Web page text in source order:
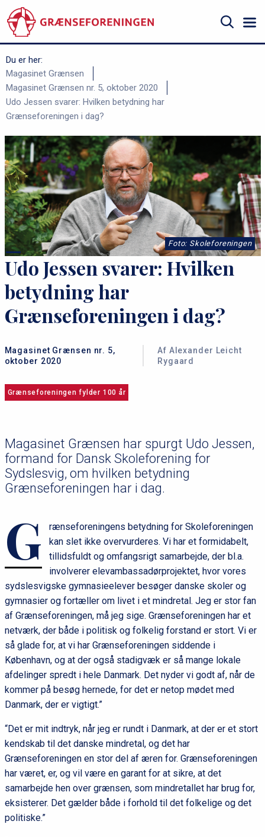
til
hovedindhold
Søg
Du er her:
Magasinet Grænsen
Magasinet Grænsen nr. 5, oktober 2020
Udo Jessen svarer: Hvilken betydning har
Grænseforeningen i dag?
Foto: Skoleforeningen
Udo Jessen svarer: Hvilken
betydning har
Grænseforeningen i dag?
Magasinet Grænsen nr. 5,
oktober 2020
Af Alexander Leicht
Rygaard
Grænseforeningen fylder 100 år
Magasinet Grænsen har spurgt Udo Jessen,
formand for Dansk Skoleforening for
Sydslesvig, om hvilken betydning
Grænseforeningen har i dag.
G
rænseforeningens betydning for Skoleforeningen
kan slet ikke overvurderes. Vi har et formidabelt,
tillidsfuldt og omfangsrigt samarbejde, der bl.a.
involverer elevambassadørprojektet, hvor vores
sydslesvigske gymnasieelever besøger danske skoler og
gymnasier og fortæller om livet i et mindretal. Jeg er stor fan
af Grænseforeningen, må jeg sige. Grænseforeningen har et
netværk, der både i politisk og folkelig forstand er stort. Vi er
så glade for, at vi har Grænseforeningen siddende i
København, og at der også stadigvæk er så mange lokale
afdelinger spredt i hele Danmark. Det nyder vi godt af, når de
kommer på besøg hernede, for det er netop mødet med
Danmark, der er vigtigt.”
“Det er mit indtryk, når jeg er rundt i Danmark, at der er et stort
kendskab til det danske mindretal, og det har
Grænseforeningen en stor del af æren for. Grænseforeningen
har været, er, og vil være en garant for at sikre, at det
samarbejde hen over grænsen, som mindretallet har brug for,
eksisterer. Det gælder både i forhold til det folkelige og det
politiske.”